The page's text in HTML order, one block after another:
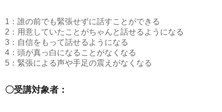
1：誰の前でも緊張せずに話すことができる
2：用意していたことがちゃんと話せるようになる
3：自信をもって話せるようになる
4：頭が真っ白になることがなくなる
5：緊張による声や手足の震えがなくなる
〇受講対象者：